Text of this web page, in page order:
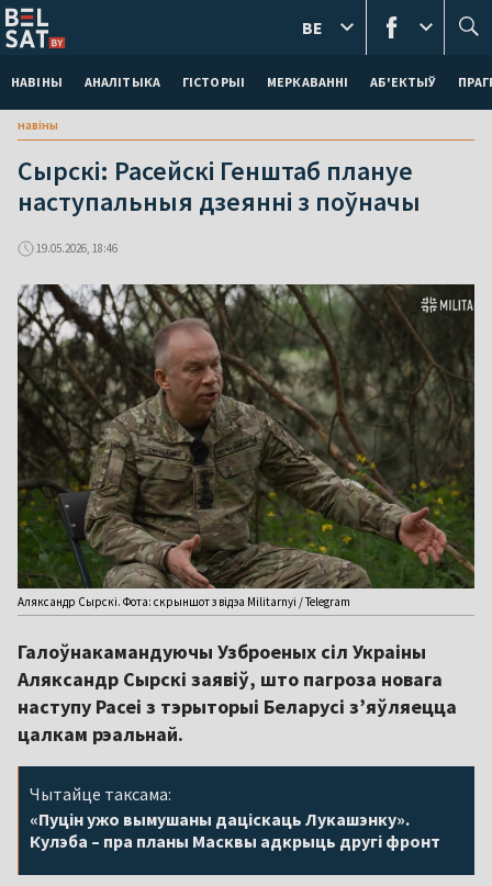
НАВІНЫ АНАЛІТЫКА ГІСТОРЫІ МЕРКАВАННI АБ'ЕКТЫЎ
BE
навіны
Сырскі: Расейскі Генштаб плануе
наступальныя дзеянні з поўначы
19.05.2026, 18:46
Аляксандр Сырскі. Фота: скрыншот з відэа Militarnyi / Telegram
Галоўнакамандуючы Узброеных сіл Украіны
Аляксандр Сырскі заявіў, што пагроза новага
наступу Расеі з тэрыторыі Беларусі з’яўляецца
цалкам рэальнай.
Чытайце таксама:
«Пуцін ужо вымушаны даціскаць Лукашэнку».
Кулэба – пра планы Масквы адкрыць другі фронт